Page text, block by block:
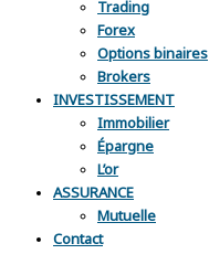
Trading
Forex
Options binaires
Brokers
INVESTISSEMENT
Immobilier
Épargne
L’or
ASSURANCE
Mutuelle
Contact